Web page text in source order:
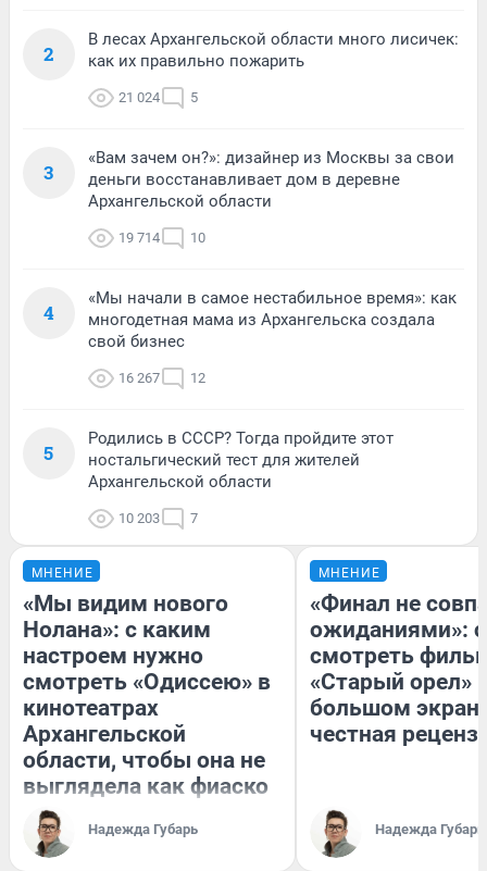
2
В лесах Архангельской области много лисичек:
как их правильно пожарить
21 024 5
3
«Вам зачем он?»: дизайнер из Москвы за свои
деньги восстанавливает дом в деревне
Архангельской области
19 714 10
4
«Мы начали в самое нестабильное время»: как
многодетная мама из Архангельска создала
свой бизнес
16 267 12
5
Родились в СССР? Тогда пройдите этот
ностальгический тест для жителей
Архангельской области
10 203 7
МНЕНИЕ
«Мы видим нового
Нолана»: с каким
настроем нужно
смотреть «Одиссею» в
кинотеатрах
Архангельской
области, чтобы она не
выглядела как фиаско
Надежда Губарь
МНЕНИЕ
«Финал не
ожиданиями»:
смотреть
«Старый орел»
большом
честная
Надежда Губарь